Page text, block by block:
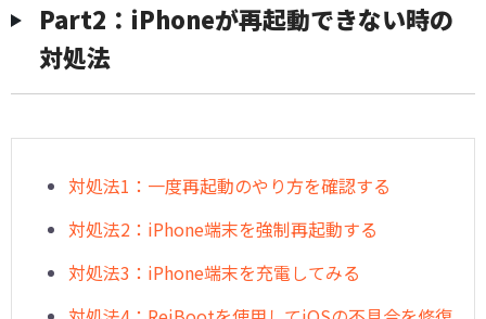
Part2：iPhoneが再起動できない時の
対処法
対処法1：一度再起動のやり方を確認する
対処法2：iPhone端末を強制再起動する
対処法3：iPhone端末を充電してみる